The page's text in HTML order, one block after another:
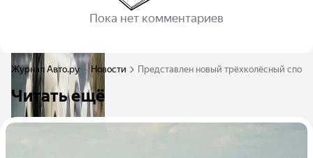
Пока нет комментариев
Журнал Авто.ру Новости Представлен новый трёхколёсный
Читать ещё